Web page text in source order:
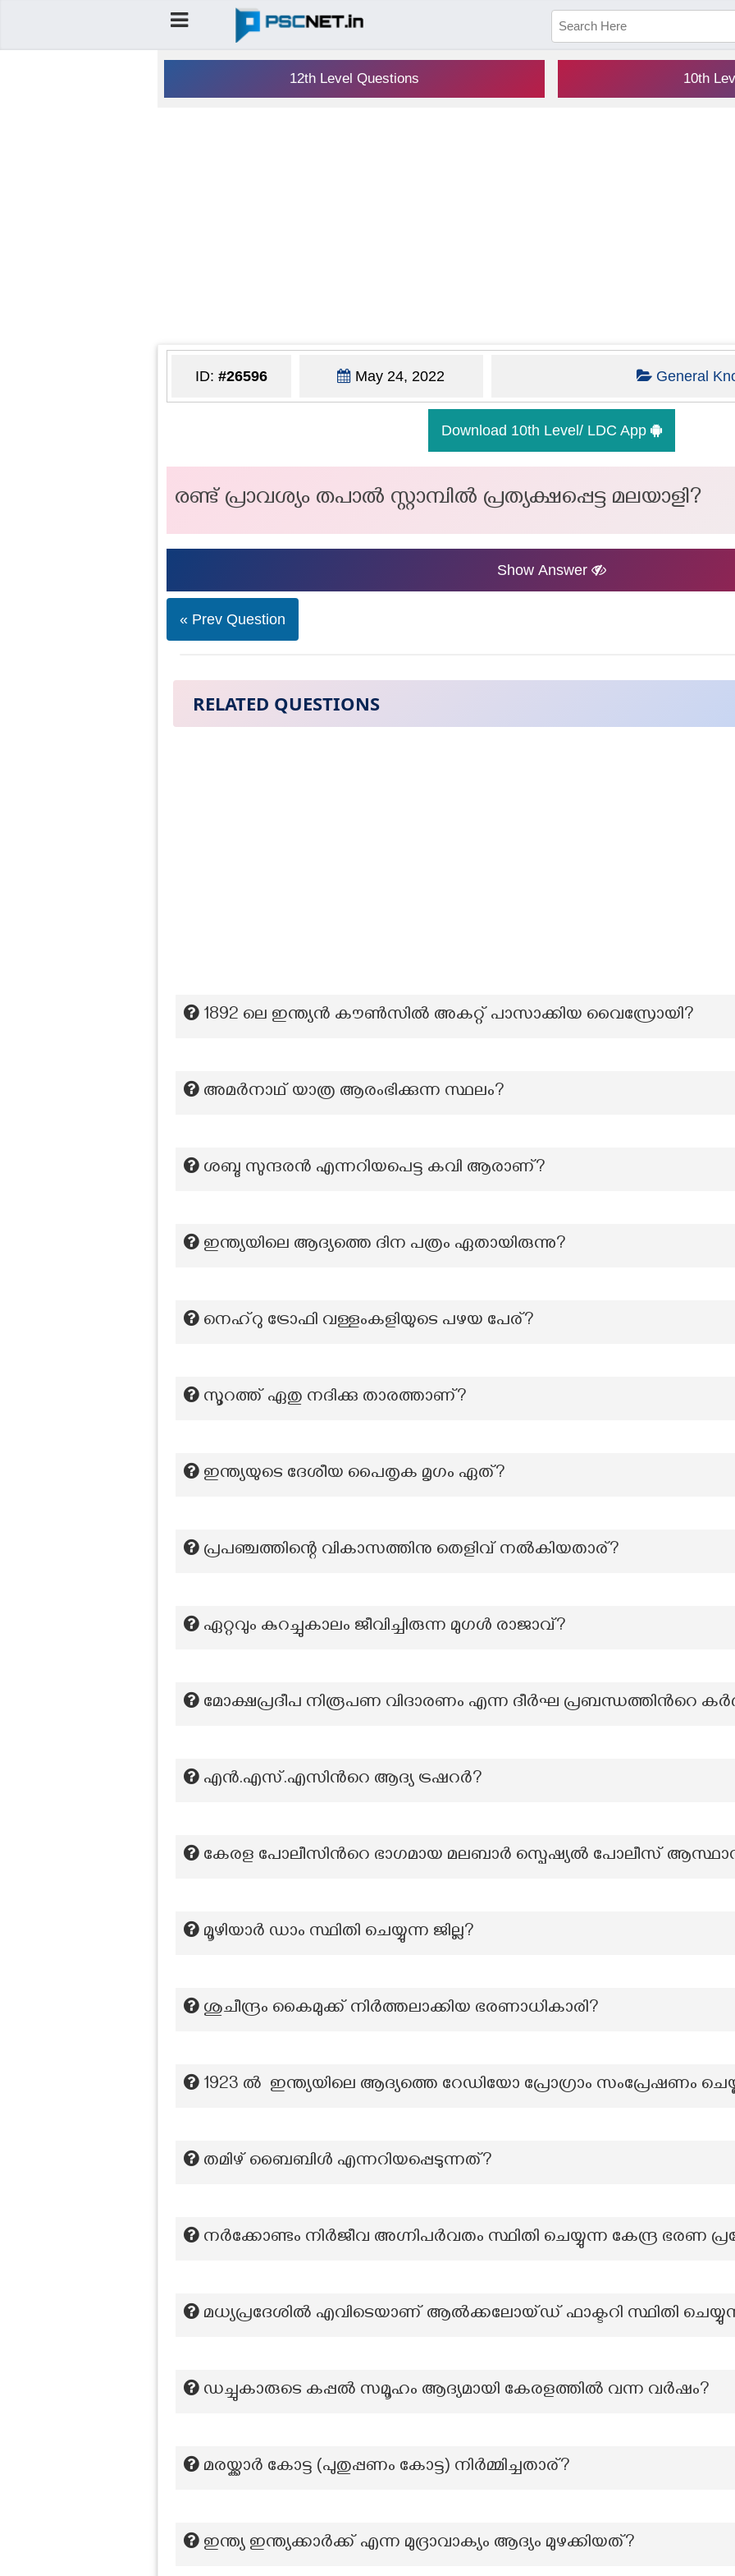
12th Level Questions 10th
ID: #26596 May 24, 2022 General
Download 10th Level/ LDC App
രണ്ട് പ്രാവശ്യം തപാൽ സ്റ്റാമ്പിൽ പ്രത്യക്ഷപ്പെട്ട മലയാളി?
Show Answer
« Prev Question
RELATED QUESTIONS
1892 ലെ ഇന്ത്യൻ കൗൺസിൽ അകറ്റ് പാസാക്കിയ വൈസ്രോയി?
അമർനാഥ്‌ യാത്ര ആരംഭിക്കുന്ന സ്ഥലം?
ശബ്ദ സുന്ദരൻ എന്നറിയപെട്ട കവി ആരാണ്?
ഇന്ത്യയിലെ ആദ്യത്തെ ദിന പത്രം ഏതായിരുന്നു?
നെഹ്‌റു ട്രോഫി വള്ളംകളിയുടെ പഴയ പേര്?
സൂറത്ത് ഏതു നദിക്കു താരത്താണ്?
ഇന്ത്യയുടെ ദേശീയ പൈതൃക മൃഗം ഏത്?
പ്രപഞ്ചത്തിന്റെ വികാസത്തിനു തെളിവ് നൽകിയതാര്?
ഏറ്റവും കുറച്ചുകാലം ജീവിച്ചിരുന്ന മുഗൾ രാജാവ്?
മോക്ഷപ്രദീപ നിരൂപണ വിദാരണം എന്ന ദീർഘ പ്രബന്ധത്തിന്‍റെ
എന്‍.എസ്.എസിന്‍റെ ആദ്യ ട്രഷറർ?
കേരള പോലീസിൻറെ ഭാഗമായ മലബാർ സ്പെഷ്യൽ പോലീസ്
മൂഴിയാർ ഡാം സ്ഥിതി ചെയ്യുന്ന ജില്ല?
ശുചീന്ദ്രം കൈമുക്ക് നിർത്തലാക്കിയ ഭരണാധികാരി?
1923 ൽ ഇന്ത്യയിലെ ആദ്യത്തെ റേഡിയോ പ്രോഗ്രാം സംപ്രേഷണം
തമിഴ് ബൈബിൾ എന്നറിയപ്പെടുന്നത്?
നർക്കോണ്ടം നിർജീവ അഗ്നിപർവതം സ്ഥിതി ചെയ്യുന്ന കേന്ദ്ര ഭരണ
മധ്യപ്രദേശിൽ എവിടെയാണ് ആൽക്കലോയ്ഡ് ഫാക്ടറി സ്ഥിതി
ഡച്ചുകാരുടെ കപ്പൽ സമൂഹം ആദ്യമായി കേരളത്തിൽ വന്ന വർഷം?
മരയ്ക്കാർ കോട്ട (പുതുപ്പണം കോട്ട) നിർമ്മിച്ചതാര്?
ഇന്ത്യ ഇന്ത്യക്കാർക്ക് എന്ന മുദ്രാവാക്യം ആദ്യം മുഴക്കിയത്?